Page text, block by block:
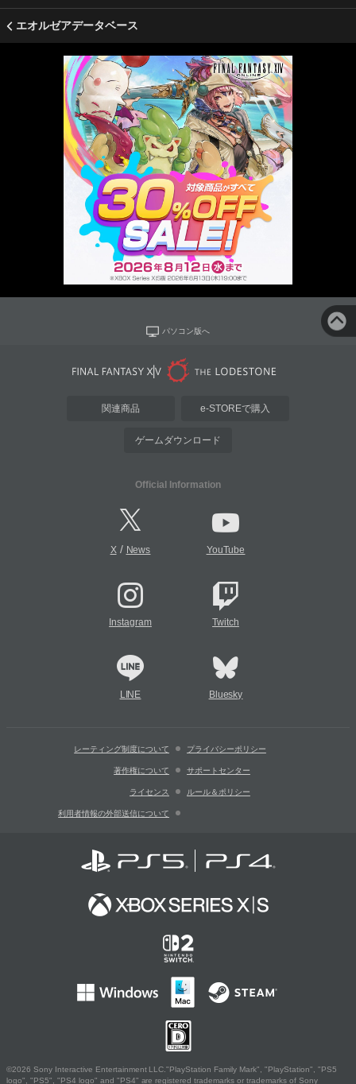
エオルゼアデータベース
パソコン版へ
関連商品 e-STOREで購入
ゲームダウンロード
Official Information
X/ News YouTube
Instagram Twitch
LINE Bluesky
レーティング制度について プライバシーポリシー
著作権について サポートセンター
ライセンス ルール＆ポリシー
利用者情報の外部送信について
©2026 Sony Interactive Entertainment LLC."PlayStation Family Mark", "PlayStation", "PS5
logo", "PS5", "PS4 logo" and "PS4" are registered trademarks or trademarks of Sony